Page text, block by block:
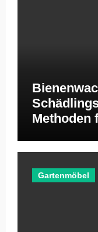
Methoden
Gartenmöbel